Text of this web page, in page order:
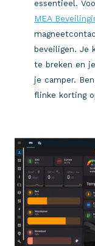
essentieel.
MEA
beveiligen. Je
te breken en
je camper.
flinke korting